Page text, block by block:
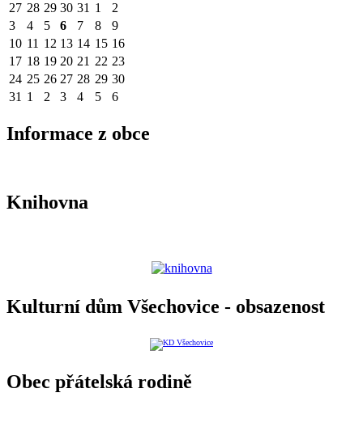
27 28 29 30 31 1
2
3
4 5 6 7 8
9
10 11 12 13 14 15 16
17 18 19 20 21 22 23
24 25 26 27 28 29 30
31 1 2 3 4 5 6
Informace z obce
Knihovna
Kulturní dům Všechovice - obsazenost
Obec přátelská rodině